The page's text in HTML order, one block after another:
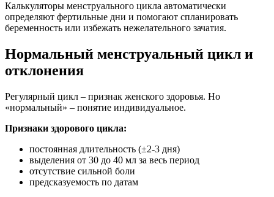
Калькуляторы менструального цикла автоматически
определяют фертильные дни и помогают спланировать
беременность или избежать нежелательного зачатия.
Нормальный менструальный цикл и
отклонения
Регулярный цикл – признак женского здоровья. Но
«нормальный» – понятие индивидуальное.
Признаки здорового цикла:
постоянная длительность (±2-3 дня)
выделения от 30 до 40 мл за весь период
отсутствие сильной боли
предсказуемость по датам